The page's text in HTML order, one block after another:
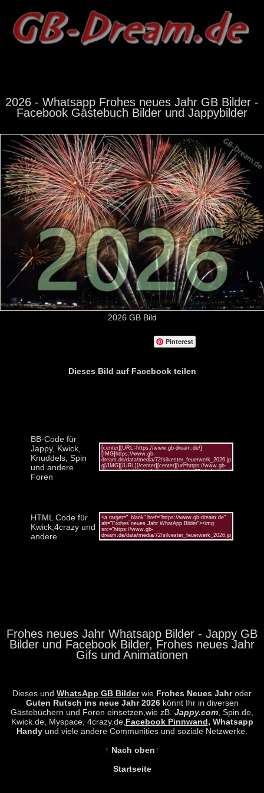
2026 - Whatsapp Frohes neues Jahr GB Bilder -
Facebook Gästebuch Bilder und Jappybilder
2026 GB Bild
Pinterest
Dieses Bild auf Facebook teilen
BB-Code für
Jappy, Kwick,
Knuddels, Spin
und andere
Foren
HTML Code für
Kwick,4crazy und
andere
Frohes neues Jahr Whatsapp Bilder - Jappy GB
Bilder und Facebook Bilder, Frohes neues Jahr
Gifs und Animationen
Dieses und WhatsApp GB Bilderwie Frohes Neues Jahroder
Guten Rutsch ins neue Jahr 2026könnt Ihr in diversen
Gästebüchern und Foren einsetzen,wie zB. Jappy.com , Spin.de,
Kwick.de, Myspace, 4crazy.de, Facebook Pinnwand, Whatsapp
Handy und viele andere Communities und soziale Netzwerke.
↑ Nach oben↑
Startseite